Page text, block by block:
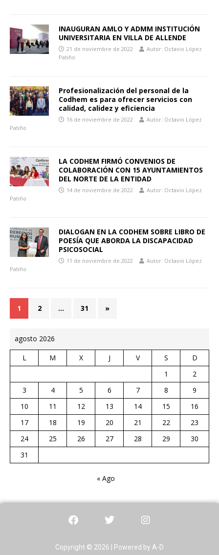
INAUGURAN AMLO Y ADMM INSTITUCIÓN
UNIVERSITARIA EN VILLA DE ALLENDE
21 de noviembre de 2022
Autor: Octavio López
Patiño
Profesionalización del personal de la
Codhem es para ofrecer servicios con
calidad, calidez y eficiencia
16 de noviembre de 2022
Autor: Octavio López
Patiño
LA CODHEM FIRMÓ CONVENIOS DE
COLABORACIÓN CON 15 AYUNTAMIENTOS
DEL NORTE DE LA ENTIDAD
14 de noviembre de 2022
Autor: Octavio López
Patiño
DIALOGAN EN LA CODHEM SOBRE LIBRO DE
POESÍA QUE ABORDA LA DISCAPACIDAD
PSICOSOCIAL
11 de noviembre de 2022
Autor: Octavio López
Patiño
1 2 … 31 »
agosto 2026
L M X J V S
D
1
2
3
4 5 6 7 8
9
10
11 12 13 14 15
16
17
18 19 20 21 22
23
24
25 26 27 28 29
30
31
« Ago
Copyright © 2026 | Powered by A-D